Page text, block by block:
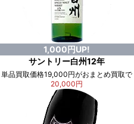
1,000円UP!
サントリー白州12年
単品買取価格19,000円がおまとめ買取で
20,000円